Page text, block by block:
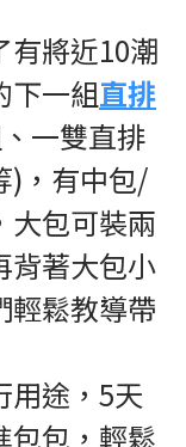
有將近10潮
下一組直排
一雙直排
)，有中包/
大包可裝兩
背著大包小
輕鬆教導帶
用途，5天
包包，輕鬆